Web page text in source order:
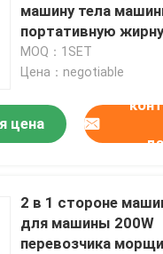
машину тела
портативную
замерзая
MOQ：1SET
Цена：negotiable
цена
2 в 1 стороне
для машины 200W
перевозчика